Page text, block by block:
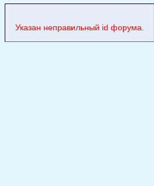
Указан неправильный id форума.